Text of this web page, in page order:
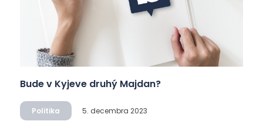
Bude v Kyjeve druhý Majdan?
Politika 5. decembra 2023